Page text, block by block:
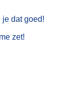
je dat goed!
zet!